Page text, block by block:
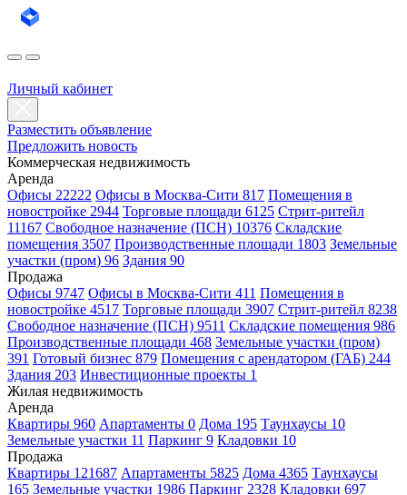
Личный кабинет
Разместить объявление
Предложить новость
Коммерческая недвижимость
Аренда
Офисы 22222 Офисы в Москва-Сити 817 Помещения в
новостройке 2944 Торговые площади 6125 Стрит-ритейл
11167 Свободное назначение (ПСН) 10376 Складские
помещения 3507 Производственные площади 1803 Земельные
участки (пром) 96 Здания 90
Продажа
Офисы 9747 Офисы в Москва-Сити 411 Помещения в
новостройке 4517 Торговые площади 3907 Стрит-ритейл 8238
Свободное назначение (ПСН) 9511 Складские помещения 986
Производственные площади 468 Земельные участки (пром)
391 Готовый бизнес 879 Помещения с арендатором (ГАБ) 244
Здания 203 Инвестиционные проекты 1
Жилая недвижимость
Аренда
Квартиры 960 Апартаменты 0 Дома 195 Таунхаусы 10
Земельные участки 11 Паркинг 9 Кладовки 10
Продажа
Квартиры 121687 Апартаменты 5825 Дома 4365 Таунхаусы
165 Земельные участки 1986 Паркинг 2328 Кладовки 697